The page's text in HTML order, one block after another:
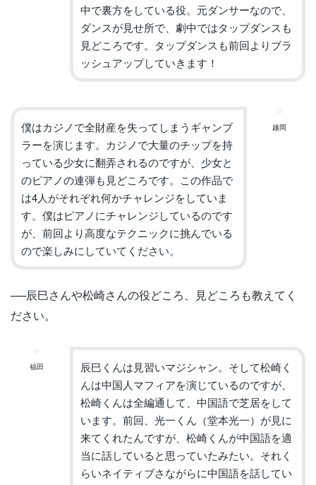
中で裏方をしている役。元ダンサーなので、
ダンスが見せ所で、劇中ではタップダンスも
見どころです。 タップダンスも前回よりブラ
ッシュアップしていきます！
越岡
僕はカジノで全財産を失ってしまうギャンブ
ラーを演じます。 カジノで大量のチップを持
っている少女に翻弄されるのですが、 少女と
のピアノの連弾も見どころです。 この作品で
は4人がそれぞれ何かチャレンジをしていま
す。僕はピアノにチャレンジしているのです
が、前回より高度なテクニックに挑んでいる
ので楽しみにしていてください。
──辰巳さんや松崎さんの役どころ、見どころも教えてく
ださい。
福田 辰巳くんは見習いマジシャン。 そして松崎く
んは中国人マフィアを演じているのですが、
松崎くんは全編通して、中国語で芝居をして
います。前回、 光一くん（堂本光一）が見に
来てくれたんですが、 松崎くんが中国語を適
当に話していると思っていたみたい。 それく
らいネイティブさながらに中国語を話してい